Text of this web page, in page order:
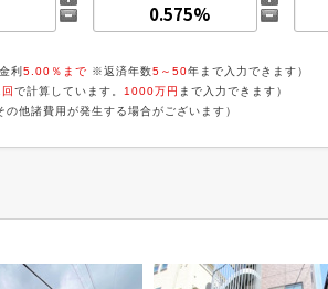
利 5.00％まで ※返済年数5～50年まで入力できます）
で計算しています。 1000万円 まで入力できます）
の他諸費用が発生する場合がございます）